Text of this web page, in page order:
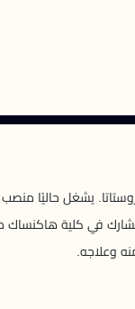
يشغل حاليًا منصب
في كلية هاكنساك
وعلاجه.